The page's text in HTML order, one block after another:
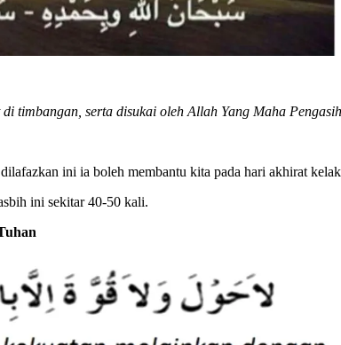
timbangan, serta disukai oleh Allah Yang Maha
ini ia boleh membantu kita pada hari akhirat
ini sekitar 40-50 kali.